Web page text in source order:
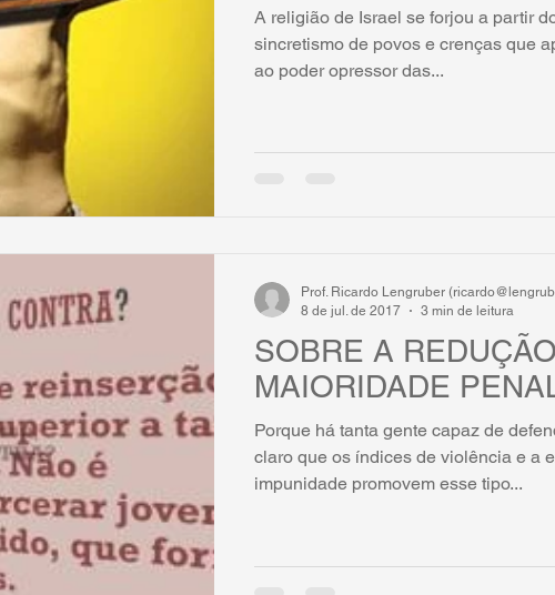
A religião de Israel se forjou a partir
sincretismo de povos e crenças que
ao poder opressor das...
SOBRE A
MAIORIDADE
Porque há tanta gente capaz de
claro que os índices de violência e a
impunidade promovem esse tipo...
Prof. Ricardo Lengruber
8 de jul. de 2017
3 min de leitura